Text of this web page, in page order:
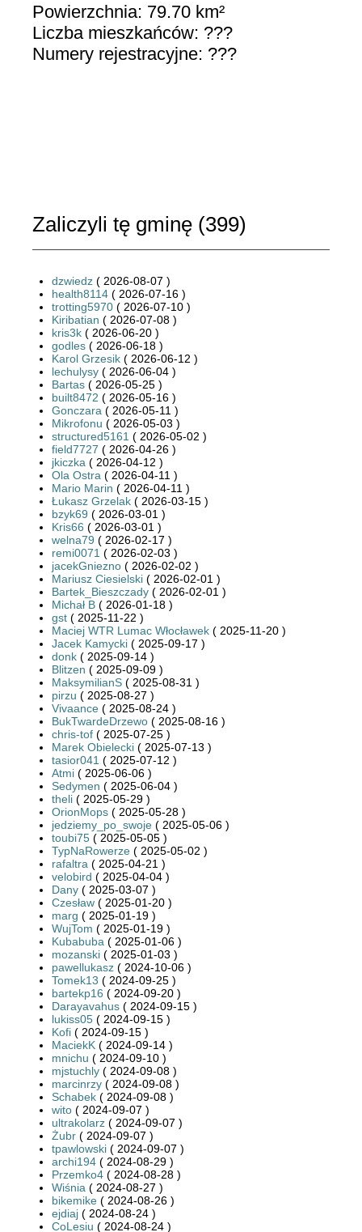
Powierzchnia: 79.70 km²
Liczba mieszkańców: ???
Numery rejestracyjne: ???
Zaliczyli tę gminę (399)
dzwiedz ( 2026-08-07 )
health8114 ( 2026-07-16 )
trotting5970 ( 2026-07-10 )
Kiribatian ( 2026-07-08 )
kris3k ( 2026-06-20 )
godles ( 2026-06-18 )
Karol Grzesik ( 2026-06-12 )
lechulysy ( 2026-06-04 )
Bartas ( 2026-05-25 )
built8472 ( 2026-05-16 )
Gonczara ( 2026-05-11 )
Mikrofonu ( 2026-05-03 )
structured5161 ( 2026-05-02 )
field7727 ( 2026-04-26 )
jkiczka ( 2026-04-12 )
Ola Ostra ( 2026-04-11 )
Mario Marin ( 2026-04-11 )
Łukasz Grzelak ( 2026-03-15 )
bzyk69 ( 2026-03-01 )
Kris66 ( 2026-03-01 )
welna79 ( 2026-02-17 )
remi0071 ( 2026-02-03 )
jacekGniezno ( 2026-02-02 )
Mariusz Ciesielski ( 2026-02-01 )
Bartek_Bieszczady ( 2026-02-01 )
Michał B ( 2026-01-18 )
gst ( 2025-11-22 )
Maciej WTR Lumac Włocławek ( 2025-11-20 )
Jacek Kamycki ( 2025-09-17 )
donk ( 2025-09-14 )
Blitzen ( 2025-09-09 )
MaksymilianS ( 2025-08-31 )
pirzu ( 2025-08-27 )
Vivaance ( 2025-08-24 )
BukTwardeDrzewo ( 2025-08-16 )
chris-tof ( 2025-07-25 )
Marek Obielecki ( 2025-07-13 )
tasior041 ( 2025-07-12 )
Atmi ( 2025-06-06 )
Sedymen ( 2025-06-04 )
theli ( 2025-05-29 )
OrionMops ( 2025-05-28 )
jedziemy_po_swoje ( 2025-05-06 )
toubi75 ( 2025-05-05 )
TypNaRowerze ( 2025-05-02 )
rafaltra ( 2025-04-21 )
velobird ( 2025-04-04 )
Dany ( 2025-03-07 )
Czesław ( 2025-01-20 )
marg ( 2025-01-19 )
WujTom ( 2025-01-19 )
Kubabuba ( 2025-01-06 )
mozanski ( 2025-01-03 )
pawellukasz ( 2024-10-06 )
Tomek13 ( 2024-09-25 )
bartekp16 ( 2024-09-20 )
Darayavahus ( 2024-09-15 )
lukiss05 ( 2024-09-15 )
Kofi ( 2024-09-15 )
MaciekK ( 2024-09-14 )
mnichu ( 2024-09-10 )
mjstuchly ( 2024-09-08 )
marcinrzy ( 2024-09-08 )
Schabek ( 2024-09-08 )
wito ( 2024-09-07 )
ultrakolarz ( 2024-09-07 )
Żubr ( 2024-09-07 )
tpawlowski ( 2024-09-07 )
archi194 ( 2024-08-29 )
Przemko4 ( 2024-08-28 )
Wiśnia ( 2024-08-27 )
bikemike ( 2024-08-26 )
ejdiaj ( 2024-08-24 )
CoLesiu ( 2024-08-24 )